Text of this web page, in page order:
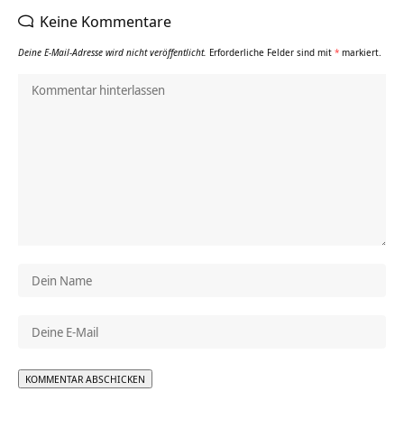
Keine Kommentare
Deine E-Mail-Adresse wird nicht veröffentlicht. Erforderliche Felder sind mit * markiert.